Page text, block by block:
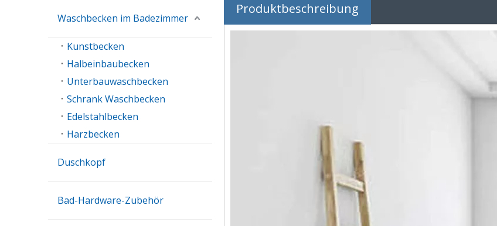
Waschbecken im Badezimmer
Kunstbecken
Halbeinbaubecken
Unterbauwaschbecken
Schrank Waschbecken
Edelstahlbecken
Harzbecken
Duschkopf
Bad-Hardware-Zubehör
Produktbeschreibung